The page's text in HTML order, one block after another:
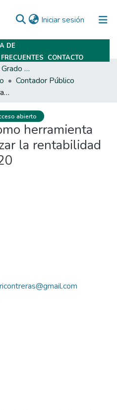
Iniciar sesión (current)
DE
CONTACTO
Trabajos Finales De Grado Y Posgrado
Contador Público
Plan Tributario como herramienta legal para optimizar la rentabilidad en el periodo 2020
abierto
herramienta
la rentabilidad